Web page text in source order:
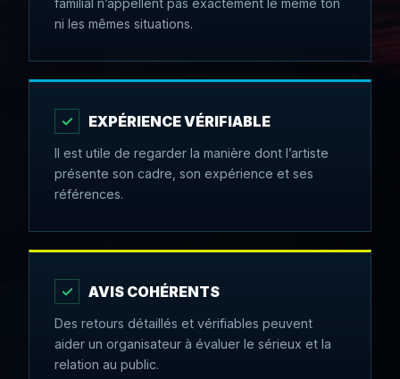
ni les mêmes situations.
✓ EXPÉRIENCE VÉRIFIABLE
Il est utile de regarder la manière dont l’artiste
présente son cadre, son expérience et ses
références.
✓ AVIS COHÉRENTS
Des retours détaillés et vérifiables peuvent
aider un organisateur à évaluer le sérieux et la
relation au public.